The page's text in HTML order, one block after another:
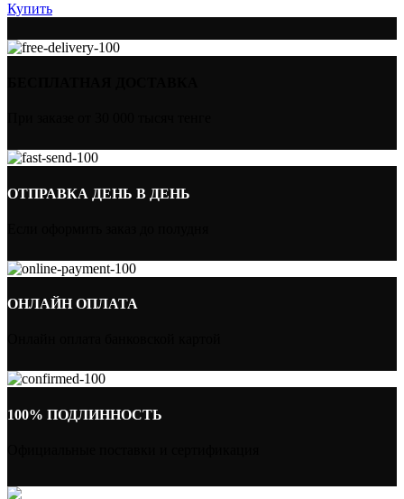
Купить
ОТПРАВКА ДЕНЬ В ДЕНЬ
ОНЛАЙН ОПЛАТА
100% ПОДЛИННОСТЬ